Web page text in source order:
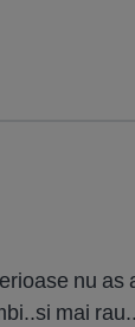
nu as
mai